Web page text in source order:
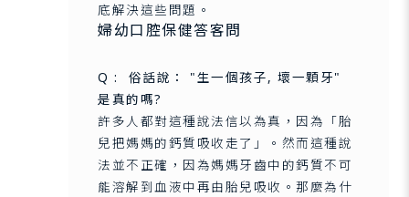
底解決這些問題。
婦幼口腔保健答客問
Q : 俗話說： "生一個孩子, 壞一顆牙"
是真的嗎?
許多人都對這種說法信以為真，因為「胎
兒把媽媽的鈣質吸收走了」。然而這種說
法並不正確，因為媽媽牙齒中的鈣質不可
能溶解到血液中再由胎兒吸收。那麼為什